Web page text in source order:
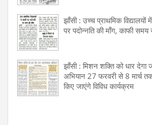
झाँसी : उच्च प्राथमिक विद्यालयों
पर पदोन्नति की माँग, काफी समय
झाँसी : मिशन शक्ति को धार
अभियान 27 फरवरी से 8 मार्च
किए जाएंगे विविध कार्यक्रम